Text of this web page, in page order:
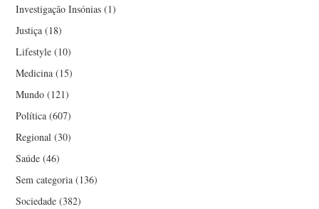
Investigação Insónias (1)
Justiça (18)
Lifestyle (10)
Medicina (15)
Mundo (121)
Política (607)
Regional (30)
Saúde (46)
Sem categoria (136)
Sociedade (382)